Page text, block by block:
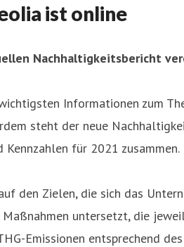
ist online
Nachhaltigkeitsbericht
Informationen zum
steht der neue
für 2021 zusammen.
Zielen, die sich das
untersetzt, die
Emissionen entsprechend